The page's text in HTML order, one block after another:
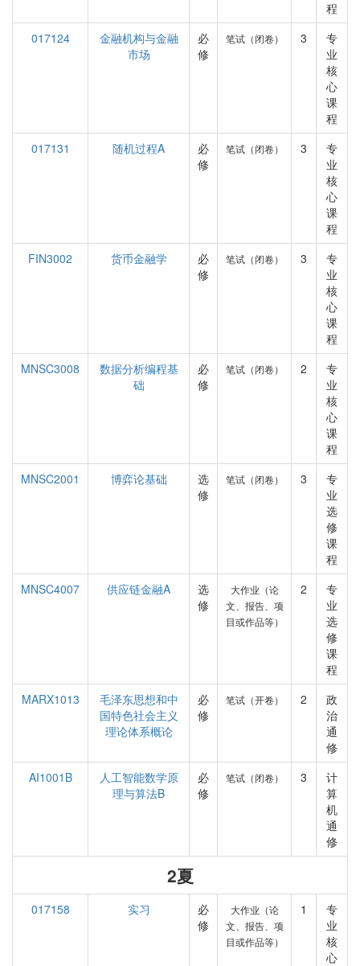
程
017124
金融机构与金融
市场
必
修
笔试（闭卷） 3
专
业
核
心
课
程
017131
随机过程A
必
修
笔试（闭卷） 3
专
业
核
心
课
程
FIN3002
货币金融学
必
修
笔试（闭卷） 3
专
业
核
心
课
程
MNSC3008
数据分析编程基
础
必
修
笔试（闭卷） 2
专
业
核
心
课
程
MNSC2001
博弈论基础
选
修
笔试（闭卷） 3
专
业
选
修
课
程
MNSC4007
供应链金融A
选
修
大作业（论
文、报告、项
目或作品等）
2
专
业
选
修
课
程
MARX1013
毛泽东思想和中
国特色社会主义
理论体系概论
必
修
笔试（开卷） 2
政
治
通
修
AI1001B
人工智能数学原
理与算法B
必
修
笔试（闭卷） 3
计
算
机
通
修
2夏
017158 实习
必
修
大作业（论
文、报告、项
目或作品等）
1
专
业
核
心